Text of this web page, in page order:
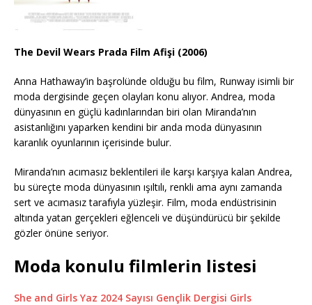
The Devil Wears Prada Film Afişi (2006)
Anna Hathaway’in başrolünde olduğu bu film, Runway isimli bir
moda dergisinde geçen olayları konu alıyor. Andrea, moda
dünyasının en güçlü kadınlarından biri olan Miranda’nın
asistanlığını yaparken kendini bir anda moda dünyasının
karanlık oyunlarının içerisinde bulur.
Miranda’nın acımasız beklentileri ile karşı karşıya kalan Andrea,
bu süreçte moda dünyasının ışıltılı, renkli ama aynı zamanda
sert ve acımasız tarafıyla yüzleşir. Film, moda endüstrisinin
altında yatan gerçekleri eğlenceli ve düşündürücü bir şekilde
gözler önüne seriyor.
Moda konulu filmlerin listesi
She and Girls Yaz 2024 Sayısı Gençlik Dergisi Girls